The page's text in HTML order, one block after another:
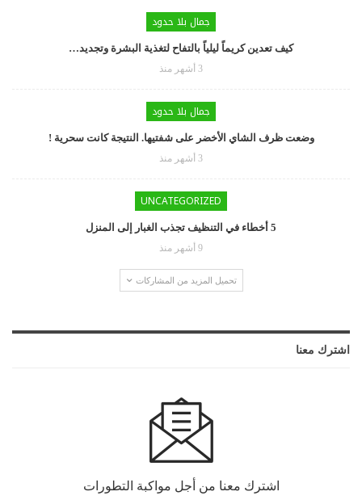
جمال بلا حدود
كيف تعدين كريماً ليلياً بالتفاح لتغذية البشرة وتجديد…
3 أشهر منذ
جمال بلا حدود
وضعت ظرف الشاي الأخضر على شفتيها. النتيجة كانت سحرية !
3 أشهر منذ
UNCATEGORIZED
5 أخطاء في التنظيف تجذب الغبار إلى المنزل
9 أشهر منذ
تحميل المزيد من المشاركات
اشترك معنا
اشترك معنا من أجل مواكبة التطورات